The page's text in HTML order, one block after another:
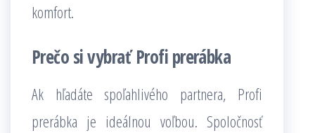
komfort.
Prečo si vybrať Profi prerábka
Ak hľadáte spoľahlivého partnera, Profi
prerábka je ideálnou voľbou. Spoločnosť